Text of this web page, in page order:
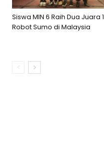
Siswa MIN 6 Raih Dua Juara 1
Robot Sumo di Malaysia